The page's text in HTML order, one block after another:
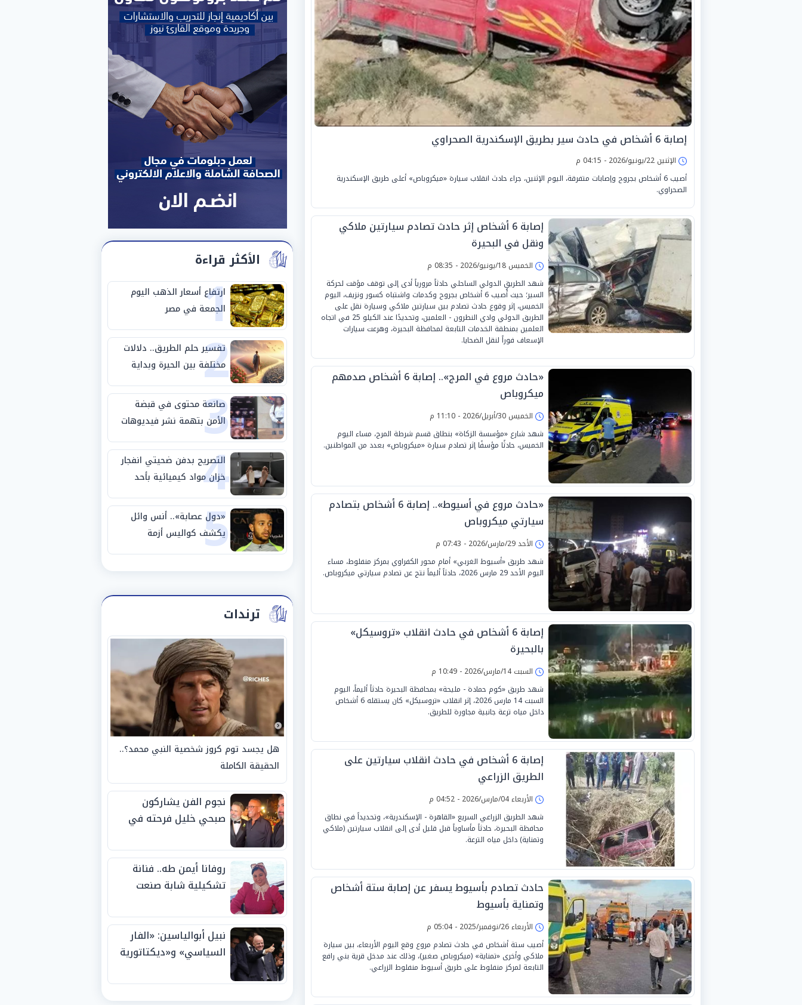
إصابة 6 أشخاص في حادث سير بطريق الإسكندرية الصحراوي
الإثنين 22/يونيو/2026 - 04:15 م
أصيب 6 أشخاص بجروح وإصابات متفرقة، اليوم الإثنين، جراء حادث انقلاب سيارة «ميكروباص» أعلى طريق الإسكندرية
الصحراوي.
إصابة 6 أشخاص إثر حادث تصادم سيارتين ملاكي
ونقل في البحيرة
الخميس 18/يونيو/2026 - 08:35 م
شهد الطريق الدولي الساحلي حادثاً مرورياً أدى إلى توقف مؤقت لحركة
السير؛ حيث أُصيب 6 أشخاص بجروح وكدمات واشتباه كسور ونزيف، اليوم
الخميس، إثر وقوع حادث تصادم بين سيارتين ملاكي وسيارة نقل على
الطريق الدولي وادي النطرون - العلمين، وتحديدًا عند الكيلو 25 في اتجاه
العلمين بمنطقة الخدمات التابعة لمحافظة البحيرة، وهرعت سيارات
الإسعاف فوراً لنقل الضحايا.
«حادث مروع في المرج».. إصابة 6 أشخاص صدمهم
ميكروباص
الخميس 30/أبريل/2026 - 11:10 م
شهد شارع «مؤسسة الزكاة» بنطاق قسم شرطة المرج، مساء اليوم
الخميس، حادثًا مؤسفًا إثر تصادم سيارة «ميكروباص» بعدد من المواطنين.
«حادث مروع في أسيوط».. إصابة 6 أشخاص بتصادم
سيارتي ميكروباص
الأحد 29/مارس/2026 - 07:43 م
شهد طريق «أسيوط الغربي» أمام محور الكفراوي بمركز منفلوط، مساء
اليوم الأحد 29 مارس 2026، حادثاً أليماً نتج عن تصادم سيارتي ميكروباص.
إصابة 6 أشخاص في حادث انقلاب «تروسيكل»
بالبحيرة
السبت 14/مارس/2026 - 10:49 م
شهد طريق «كوم حمادة - مليحة» بمحافظة البحيرة حادثاً أليماً، اليوم
السبت 14 مارس 2026، إثر انقلاب «تروسيكل» كان يستقله 6 أشخاص
داخل مياه ترعة جانبية مجاورة للطريق.
إصابة 6 أشخاص في حادث انقلاب سيارتين على
الطريق الزراعي
الأربعاء 04/مارس/2026 - 04:52 م
شهد الطريق الزراعي السريع «القاهرة - الإسكندرية»، وتحديداً في نطاق
محافظة البحيرة، حادثاً مأساوياً قبل قليل أدى إلى انقلاب سيارتين (ملاكي
وتمناية) داخل مياه الترعة.
حادث تصادم بأسيوط يسفر عن إصابة ستة أشخاص
وتمناية بأسيوط
الأربعاء 26/نوفمبر/2025 - 05:04 م
أصيب ستة أشخاص في حادث تصادم مروع وقع اليوم الأربعاء، بين سيارة
ملاكي وأخرى «تمناية» (ميكروباص صغير)، وذلك عند مدخل قرية بني رافع
التابعة لمركز منفلوط على طريق أسيوط منفلوط الزراعي.
الأكثر قراءة
1
ارتفاع أسعار الذهب اليوم
الجمعة في مصر
2
تفسير حلم الطريق.. دلالات
مختلفة بين الحيرة وبداية
مرحلة جديدة
3
صانعة محتوى في قبضة
الأمن بتهمة نشر فيديوهات
خادشة للحياء
4
التصريح بدفن ضحيتي انفجار
خزان مواد كيميائية بأحد
مصانع الفيوم
5
«دول عصابة».. أنس وائل
يكشف كواليس أزمة
استبعاده المفاجئ من
ترندات
هل يجسد توم كروز شخصية النبي محمد؟..
الحقيقة الكاملة
نجوم الفن يشاركون
صبحي خليل فرحته في
روفانا أيمن طه.. فنانة
تشكيلية شابة صنعت
الجوائز منذ الصغر
نبيل أبوالياسين: «الفار
السياسي» و«ديكتاتورية
الفيفا».. وإقالة